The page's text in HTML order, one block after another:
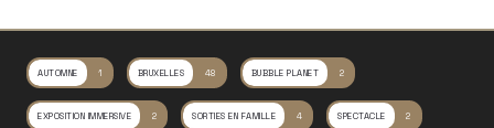
AUTOMNE 1 BRUXELLES 48 BUBBLE PLANET 2
EXPOSITION IMMERSIVE 2 SORTIES EN FAMILLE 4 SPECTACLE 2